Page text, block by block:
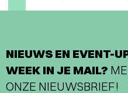
NIEUWS EN EVENT-
WEEK IN JE MAIL?
ONZE NIEUWSBRIEF!